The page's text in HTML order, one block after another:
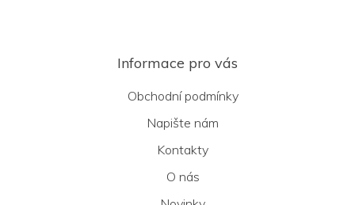
Informace pro vás
Obchodní podmínky
Napište nám
Kontakty
O nás